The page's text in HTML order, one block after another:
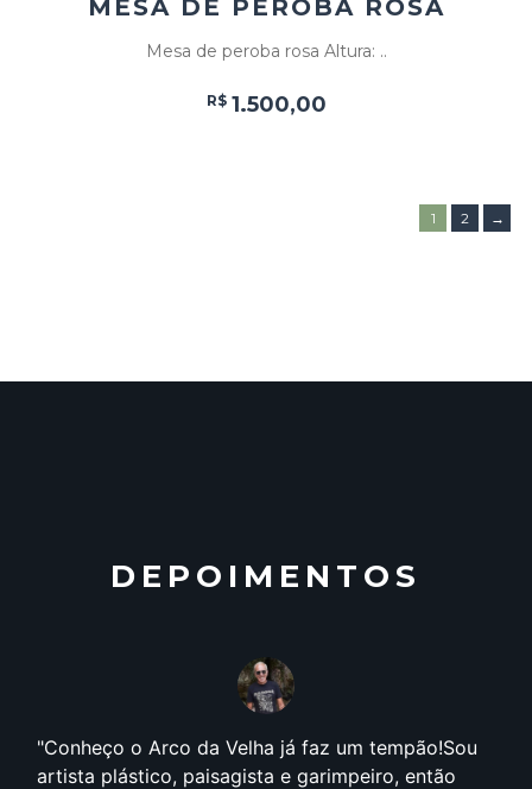
MESA DE PEROBA ROSA
Mesa de peroba rosa Altura: ..
R$ 1.500,00
1 2 →
DEPOIMENTOS
Anos 90, foi quando comecei efetivamente a
pensar que arquitetura e construção fariam